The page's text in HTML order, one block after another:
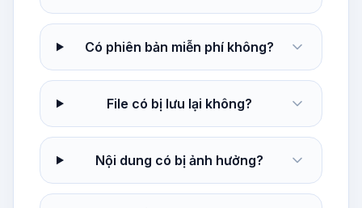
Có phiên bản miễn phí không?
File có bị lưu lại không?
Nội dung có bị ảnh hưởng?